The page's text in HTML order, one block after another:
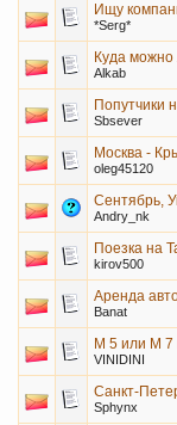
Ищу
*Serg*
Куда можно
Alkab
Попутчики
Sbsever
Москва -
oleg45120
Сентябрь,
Andry_nk
Поезка на
kirov500
Аренда
Banat
М 5 или М 7
VINIDINI
Санкт-
Sphynx